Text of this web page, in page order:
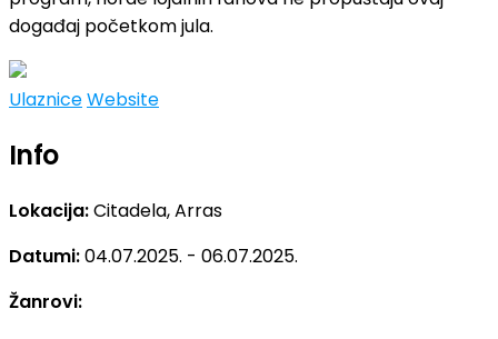
događaj početkom jula.
UlazniceWebsite
Info
Lokacija:Citadela, Arras
Datumi:04.07.2025. - 06.07.2025.
Žanrovi: